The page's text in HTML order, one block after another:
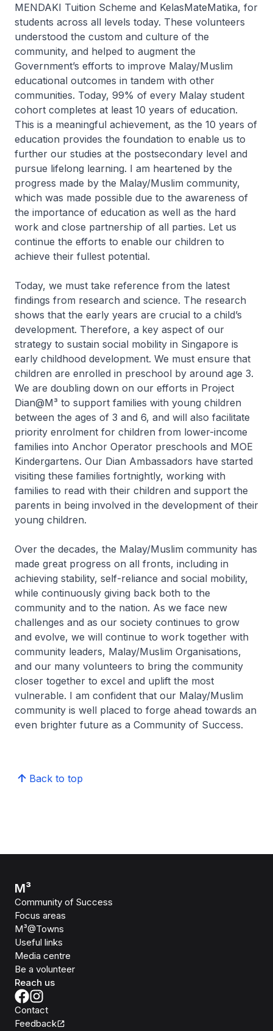
MENDAKI Tuition Scheme and KelasMateMatika, for
students across all levels today. These volunteers
understood the custom and culture of the
community, and helped to augment the
Government’s efforts to improve Malay/Muslim
educational outcomes in tandem with other
communities. Today, 99% of every Malay student
cohort completes at least 10 years of education.
This is a meaningful achievement, as the 10 years of
education provides the foundation to enable us to
further our studies at the postsecondary level and
pursue lifelong learning. I am heartened by the
progress made by the Malay/Muslim community,
which was made possible due to the awareness of
the importance of education as well as the hard
work and close partnership of all parties. Let us
continue the efforts to enable our children to
achieve their fullest potential.
Today, we must take reference from the latest
findings from research and science. The research
shows that the early years are crucial to a child’s
development. Therefore, a key aspect of our
strategy to sustain social mobility in Singapore is
early childhood development. We must ensure that
children are enrolled in preschool by around age 3.
We are doubling down on our efforts in Project
Dian@M³ to support families with young children
between the ages of 3 and 6, and will also facilitate
priority enrolment for children from lower-income
families into Anchor Operator preschools and MOE
Kindergartens. Our Dian Ambassadors have started
visiting these families fortnightly, working with
families to read with their children and support the
parents in being involved in the development of their
young children.
Over the decades, the Malay/Muslim community has
made great progress on all fronts, including in
achieving stability, self-reliance and social mobility,
while continuously giving back both to the
community and to the nation. As we face new
challenges and as our society continues to grow
and evolve, we will continue to work together with
community leaders, Malay/Muslim Organisations,
and our many volunteers to bring the community
closer together to excel and uplift the most
vulnerable. I am confident that our Malay/Muslim
community is well placed to forge ahead towards an
even brighter future as a Community of Success.
Back to top
M³
Community of Success
Focus areas
M³@Towns
Useful links
Media centre
Be a volunteer
Reach us
Contact
Feedback